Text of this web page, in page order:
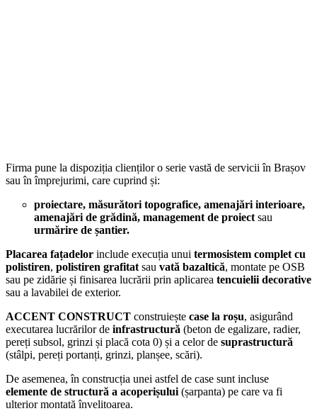
Firma pune la dispoziția clienților o serie vastă de servicii în Brașov
sau în împrejurimi, care cuprind și:
proiectare, măsurători topografice, amenajări interioare,
amenajări de grădină, management de proiect sau
urmărire de șantier.
Placarea fațadelor include execuția unui termosistem complet cu
polistiren, polistiren grafitat sau vată bazaltică, montate pe OSB
sau pe zidărie și finisarea lucrării prin aplicarea tencuielii decorative
sau a lavabilei de exterior.
ACCENT CONSTRUCT construiește case la roșu, asigurând
executarea lucrărilor de infrastructură (beton de egalizare, radier,
pereți subsol, grinzi și placă cota 0) și a celor de suprastructură
(stâlpi, pereți portanți, grinzi, planșee, scări).
De asemenea, în construcția unei astfel de case sunt incluse
elemente de structură a acoperișului (șarpanta) pe care va fi
ulterior montată învelitoarea.